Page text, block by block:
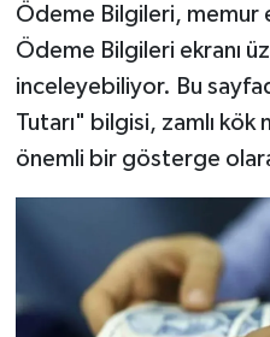
Ödeme Bilgileri, memur
Ödeme Bilgileri ekranı
inceleyebiliyor. Bu
Tutarı" bilgisi, zamlı kök
önemli bir gösterge